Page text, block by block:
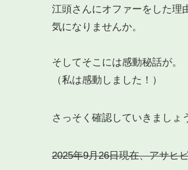
江頭さんにオファーをした理
気になりませんか。
そしてそこには感動秘話が。
（私は感動しました！）
さっそく確認していきましょ
2025年9月26日現在、アサヒ